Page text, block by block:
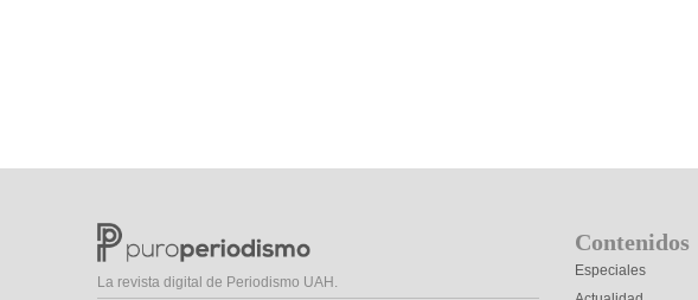
La revista digital de Periodismo UAH.
Contenidos
Especiales